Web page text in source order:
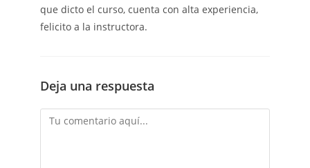
que dicto el curso, cuenta con alta experiencia,
felicito a la instructora.
Deja una respuesta